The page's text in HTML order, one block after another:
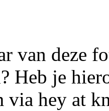
van deze
Heb je
via hey at